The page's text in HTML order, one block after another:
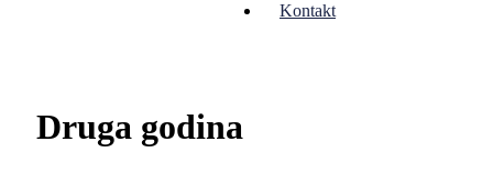
Kontakt
Druga godina